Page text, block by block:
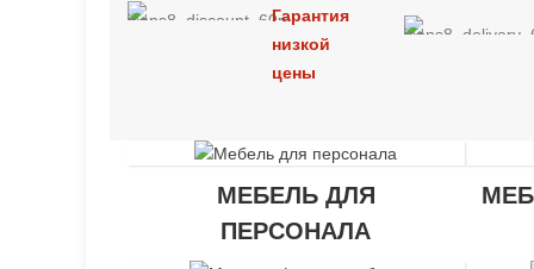
Гарантия
низкой
цены
МЕБЕЛЬ ДЛЯ
ПЕРСОНАЛА